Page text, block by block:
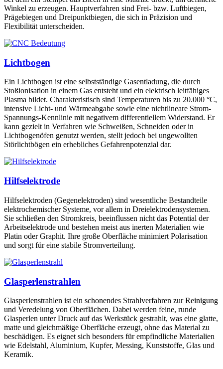
Winkel zu erzeugen. Hauptverfahren sind Frei- bzw. Luftbiegen,
Prägebiegen und Dreipunktbiegen, die sich in Präzision und
Flexibilität unterscheiden.
Lichtbogen
Ein Lichtbogen ist eine selbstständige Gasentladung, die durch
Stoßionisation in einem Gas entsteht und ein elektrisch leitfähiges
Plasma bildet. Charakteristisch sind Temperaturen bis zu 20.000 °C,
intensive Licht- und Wärmeabgabe sowie eine nichtlineare Strom-
Spannungs-Kennlinie mit negativem differentiellem Widerstand. Er
kann gezielt in Verfahren wie Schweißen, Schneiden oder in
Lichtbogenöfen genutzt werden, stellt jedoch bei ungewollten
Störlichtbögen ein erhebliches Gefahrenpotenzial dar.
Hilfselektrode
Hilfselektroden (Gegenelektroden) sind wesentliche Bestandteile
elektrochemischer Systeme, vor allem in Dreielektrodensystemen.
Sie schließen den Stromkreis, beeinflussen nicht das Potential der
Arbeitselektrode und bestehen meist aus inerten Materialien wie
Platin oder Graphit. Ihre große Oberfläche minimiert Polarisation
und sorgt für eine stabile Stromverteilung.
Glasperlenstrahlen
Glasperlenstrahlen ist ein schonendes Strahlverfahren zur Reinigung
und Veredelung von Oberflächen. Dabei werden feine, runde
Glasperlen unter Druck auf das Werkstück gestrahlt, was eine glatte,
matte und gleichmäßige Oberfläche erzeugt, ohne das Material zu
beschädigen. Es eignet sich besonders für empfindliche Materialien
wie Edelstahl, Aluminium, Kupfer, Messing, Kunststoffe, Glas und
Keramik.